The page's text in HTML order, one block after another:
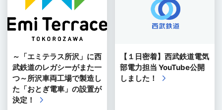
～「エミテラス所沢」に西
武鉄道のレガシーがまた一
つ～所沢車両工場で製造し
た「おとぎ電車」の設置が
決定！
【１日密着】西武鉄道電気
部電力担当 YouTube公開
しました！